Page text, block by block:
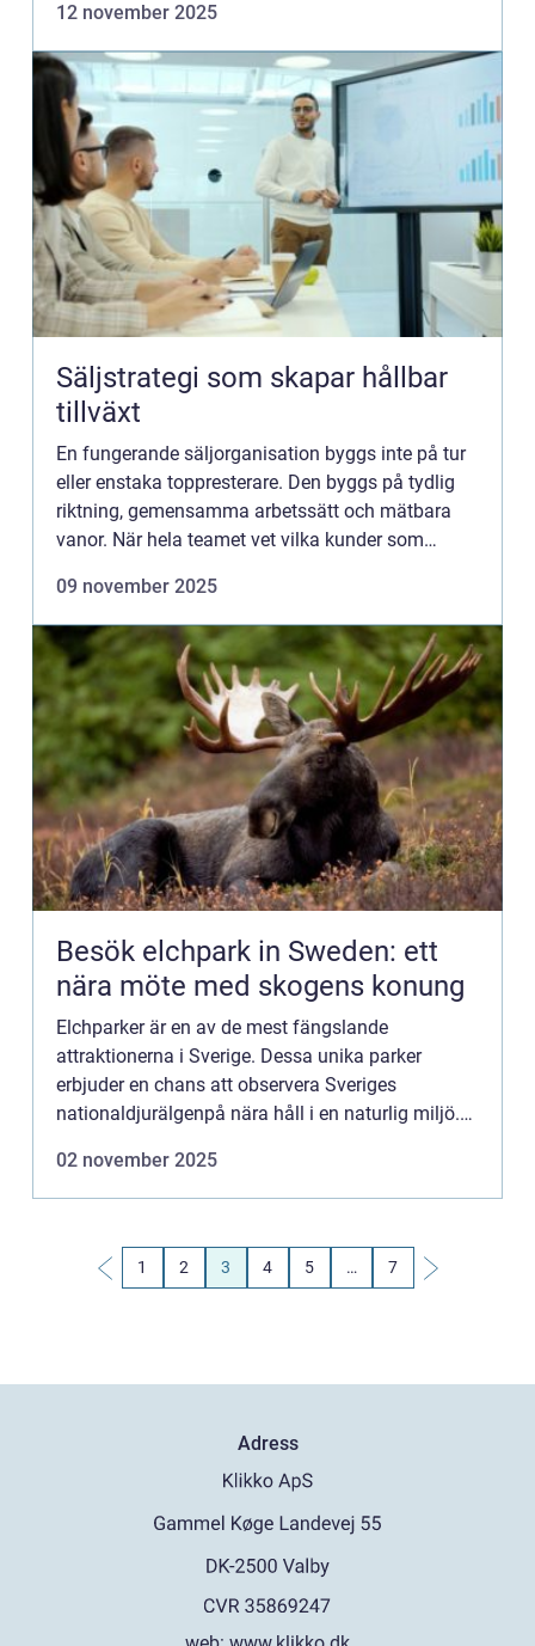
12 november 2025
Säljstrategi som skapar hållbar
tillväxt
En fungerande säljorganisation byggs inte på tur
eller enstaka toppresterare. Den byggs på tydlig
riktning, gemensamma arbetssätt och mätbara
vanor. När hela teamet vet vilka kunder som
09 november 2025
Besök elchpark in Sweden: ett
nära möte med skogens konung
Elchparker är en av de mest fängslande
attraktionerna i Sverige. Dessa unika parker
erbjuder en chans att observera Sveriges
nationaldjurälgenpå nära håll i en naturlig miljö.
02 november 2025
1 2 3 4 5 … 7
Adress